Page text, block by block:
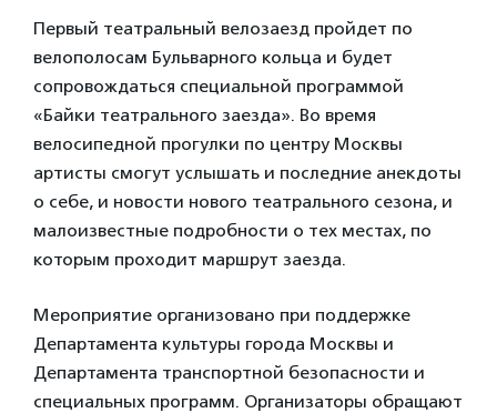
Первый театральный велозаезд пройдет по
велополосам Бульварного кольца и будет
сопровождаться специальной программой
«Байки театрального заезда». Во время
велосипедной прогулки по центру Москвы
артисты смогут услышать и последние анекдоты
о себе, и новости нового театрального сезона, и
малоизвестные подробности о тех местах, по
которым проходит маршрут заезда.
Мероприятие организовано при поддержке
Департамента культуры города Москвы и
Департамента транспортной безопасности и
специальных программ. Организаторы обращают